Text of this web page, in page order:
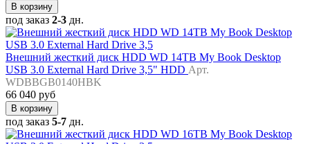
В корзину
под заказ 2-3 дн.
Внешний жесткий диск HDD WD 14TB My Book Desktop
USB 3.0 External Hard Drive 3,5" HDD Арт.
WDBBGB0140HBK
66 040 руб
В корзину
под заказ 5-7 дн.